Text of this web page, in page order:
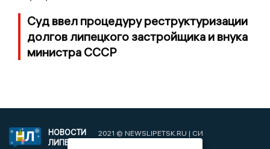
Суд ввел процедуру реструктуризации
долгов липецкого застройщика и внука
министра СССР
НОВОСТИ
ЛИПЕЦКА
2021 © NEWSLIPETSK.RU | СИ